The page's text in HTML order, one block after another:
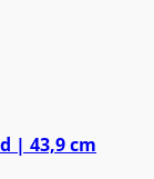
| 43,9 cm